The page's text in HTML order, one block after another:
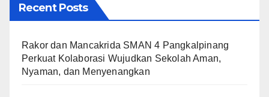
Recent Posts
Rakor dan Mancakrida SMAN 4 Pangkalpinang
Perkuat Kolaborasi Wujudkan Sekolah Aman,
Nyaman, dan Menyenangkan